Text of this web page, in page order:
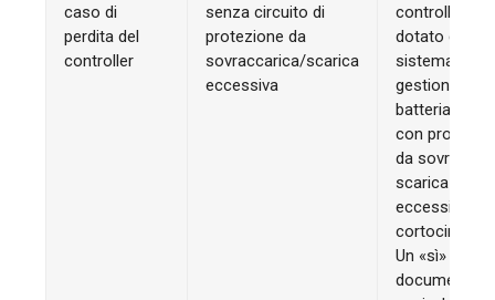
caso di
perdita del
controller
senza circuito di
protezione da
sovraccarica/scarica
eccessiva
controller è
dotato di un
sistema di
gestione della
batteria
con
da
scarica
eccessiva e
Un «sì» senza